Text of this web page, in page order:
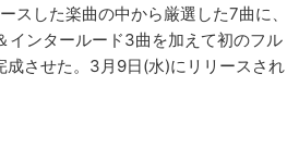
スした楽曲の中から厳選した7曲に、
インタールード3曲を加えて初のフル
成させた。3月9日(水)にリリースされ